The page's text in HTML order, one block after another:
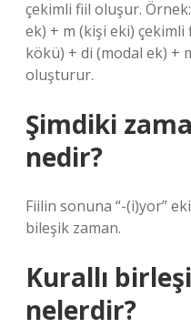
çekimli fiil oluşur.
ek) + m (kişi eki) çekimli
kökü) + di (modal ek) +
oluşturur.
Şimdiki
nedir?
Fiilin sonuna “-(i)yor”
bileşik zaman.
Kurallı
nelerdir?